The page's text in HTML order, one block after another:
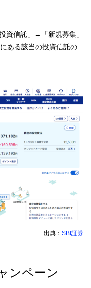
資信託」→「新規募集」
ある該当の投資信託の
出典： SBI証券
ンペーン